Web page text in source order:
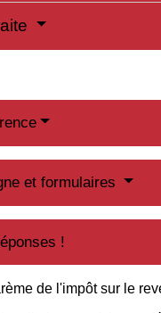
et formulaires
!
de l'impôt sur le